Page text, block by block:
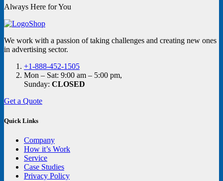
Always Here for You
We work with a passion of taking challenges and creating new ones
in advertising sector.
+1-888-452-1505
Mon – Sat: 9:00 am – 5:00 pm,
Sunday: CLOSED
Get a Quote
Quick Links
Company
How it’s Work
Service
Case Studies
Privacy Policy